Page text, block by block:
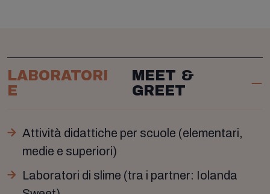
LABORATORI
E
MEET &
GREET
Attività didattiche per scuole (elementari,
medie e superiori)
Laboratori di slime (tra i partner: Iolanda